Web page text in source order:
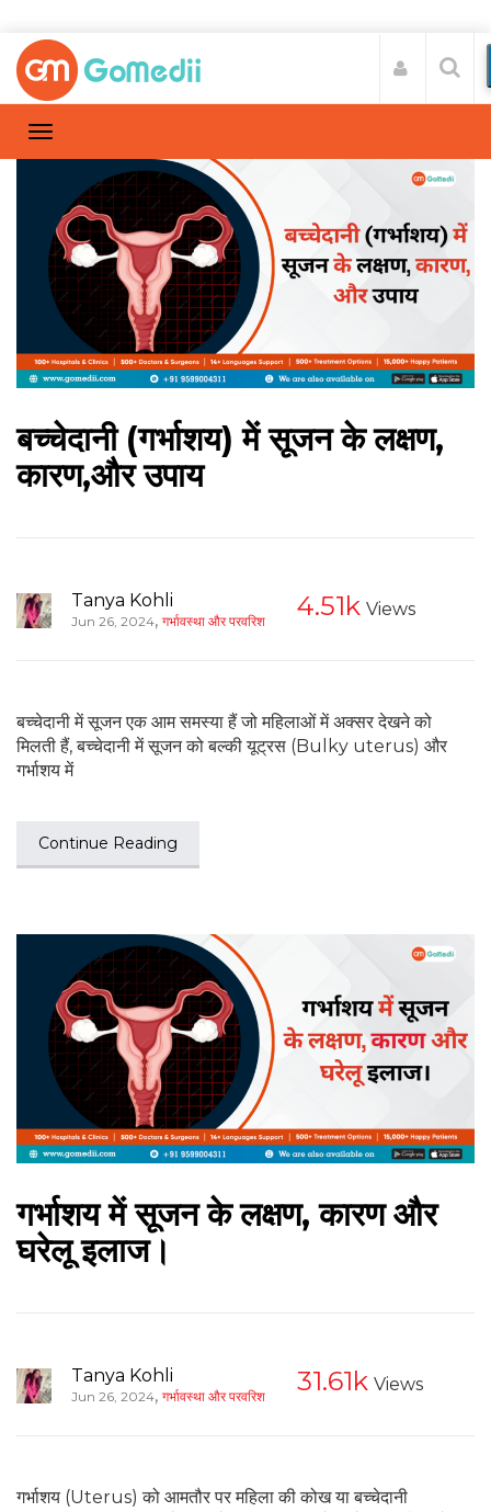
बच्चेदानी (गर्भाशय) में सूजन के लक्षण,
कारण,और उपाय
Tanya Kohli
Jun 26, 2024, गर्भावस्था और परवरिश 4.51k Views
बच्चेदानी में सूजन एक आम समस्या हैं जो महिलाओं में अक्सर देखने को
मिलती हैं, बच्चेदानी में सूजन को बल्की यूट्रस (Bulky uterus) और
गर्भाशय में
Continue Reading
गर्भाशय में सूजन के लक्षण, कारण और
घरेलू इलाज।
Tanya Kohli
Jun 26, 2024, गर्भावस्था और परवरिश 31.61k Views
गर्भाशय (Uterus) को आमतौर पर महिला की कोख या बच्चेदानी